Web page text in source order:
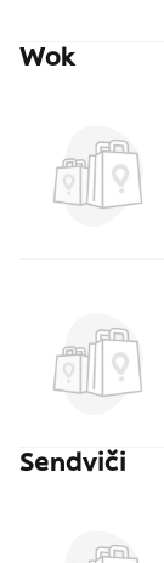
Wok
Sendviči